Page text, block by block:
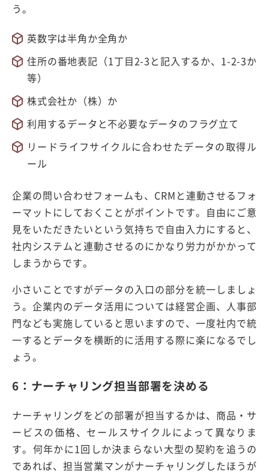
う。
英数字は半角か全角か
住所の番地表記（1丁目2-3と記入するか、1-2-3か
等）
株式会社か（株）か
利用するデータと不必要なデータのフラグ立て
リードライフサイクルに合わせたデータの取得ル
ール
企業の問い合わせフォームも、CRMと連動させるフォ
ーマットにしておくことがポイントです。自由にご意
見をいただきたいという気持ちで自由入力にすると、
社内システムと連動させるのにかなり労力がかかって
しまうからです。
小さいことですがデータの入口の部分を統一しましょ
う。企業内のデータ活用については経営企画、人事部
門なども実施していると思いますので、一度社内で統
一するとデータを横断的に活用する際に楽になるでし
ょう。
6：ナーチャリング担当部署を決める
ナーチャリングをどの部署が担当するかは、商品・サ
ービスの価格、セールスサイクルによって異なりま
す。何年かに1回しか決まらない大型の契約を追うの
であれば、担当営業マンがナーチャリングしたほうが